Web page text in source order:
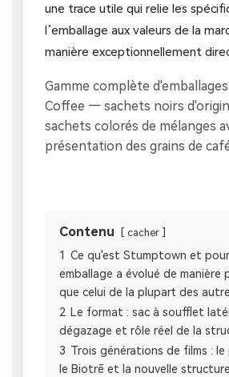
une trace utile qui relie les
l’emballage aux valeurs de la
manière exceptionnellement
Contenu cacher
1 Ce qu'est Stumptown et
emballage a évolué de manière
que celui de la plupart des
2 Le format : sac à soufflet
dégazage et rôle réel de la
3 Trois générations de films :
le Biotrē et la nouvelle